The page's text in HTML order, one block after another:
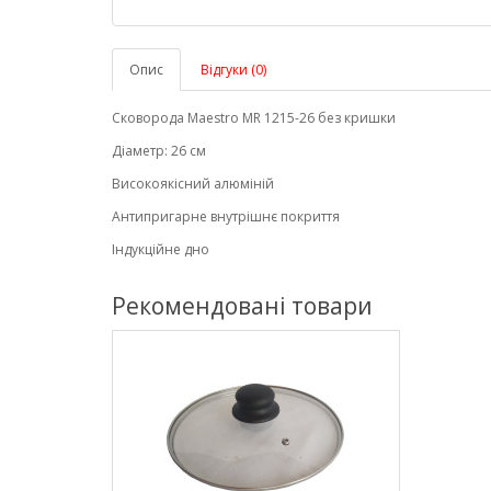
Опис Відгуки (0)
Сковорода Maestro MR 1215-26 без кришки
Діаметр: 26 см
Високоякісний алюміній
Антипригарне внутрішнє покриття
Індукційне дно
Рекомендовані товари